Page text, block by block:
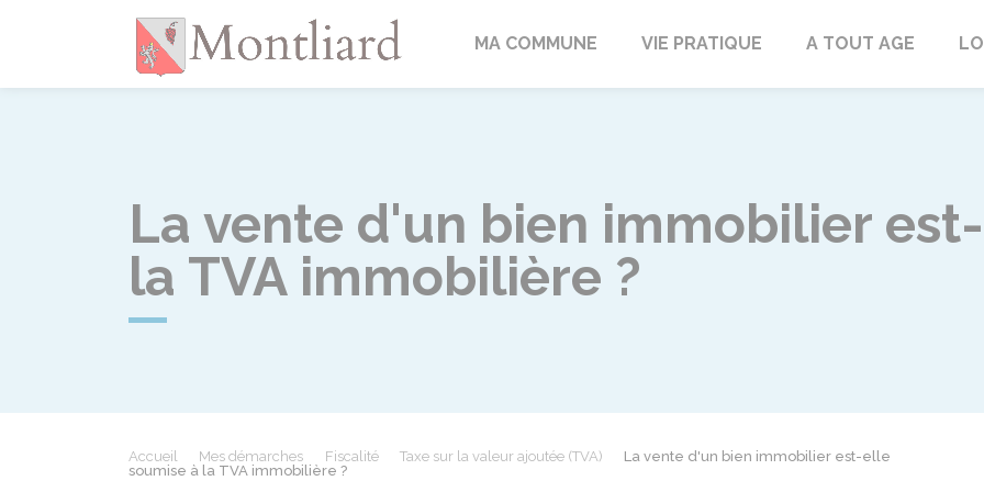
MontliardMA COMMUNE VIE PRATIQUE A TOUT AGE
La vente d'un bien immobilier
la TVA immobilière ?
Accueil Mes démarches Fiscalité Taxe sur la valeur ajoutée (TVA)
La vente d'un bien immobilier est-elle
soumise à la TVA immobilière ?